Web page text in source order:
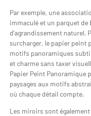
Par exemple, une
immaculé et un parquet
d’agrandissement naturel.
surcharger, le papier peint
motifs panoramiques
et charme sans taxer
Papier Peint Panoramique
paysages aux motifs
où chaque détail compte.
Les miroirs sont